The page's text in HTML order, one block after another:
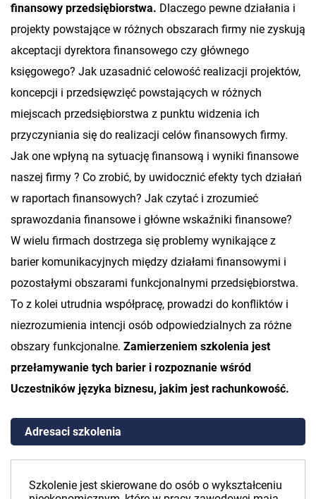
finansowy przedsiębiorstwa. Dlaczego pewne działania i
projekty powstające w różnych obszarach firmy nie zyskują
akceptacji dyrektora finansowego czy głównego
księgowego? Jak uzasadnić celowość realizacji projektów,
koncepcji i przedsięwzięć powstających w różnych
miejscach przedsiębiorstwa z punktu widzenia ich
przyczyniania się do realizacji celów finansowych firmy.
Jak one wpłyną na sytuację finansową i wyniki finansowe
naszej firmy ? Co zrobić, by uwidocznić efekty tych działań
w raportach finansowych? Jak czytać i zrozumieć
sprawozdania finansowe i główne wskaźniki finansowe?
W wielu firmach dostrzega się problemy wynikające z
barier komunikacyjnych między działami finansowymi i
pozostałymi obszarami funkcjonalnymi przedsiębiorstwa.
To z kolei utrudnia współpracę, prowadzi do konfliktów i
niezrozumienia intencji osób odpowiedzialnych za różne
obszary funkcjonalne. Zamierzeniem szkolenia jest
przełamywanie tych barier i rozpoznanie wśród
Uczestników języka biznesu, jakim jest rachunkowość.
Adresaci szkolenia
Szkolenie jest skierowane do osób o wykształceniu